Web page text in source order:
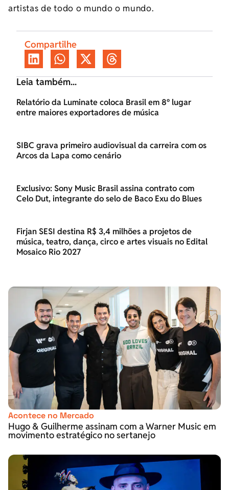
artistas de todo o mundo o mundo.
Compartilhe
Leia também...
Relatório da Luminate coloca Brasil em 8º lugar
entre maiores exportadores de música
SIBC grava primeiro audiovisual da carreira com os
Arcos da Lapa como cenário
Exclusivo: Sony Music Brasil assina contrato com
Celo Dut, integrante do selo de Baco Exu do Blues
Firjan SESI destina R$ 3,4 milhões a projetos de
música, teatro, dança, circo e artes visuais no Edital
Mosaico Rio 2027
Acontece no Mercado
Hugo & Guilherme assinam com a Warner Music em
movimento estratégico no sertanejo